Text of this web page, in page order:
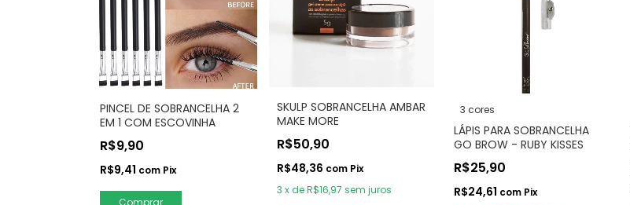
PINCEL DE SOBRANCELHA 2
EM 1 COM ESCOVINHA
R$9,90
R$9,41 com Pix
SKULP SOBRANCELHA AMBAR
MAKE MORE
R$50,90
R$48,36 com Pix
3 xdeR$16,97 sem juros
3 cores
LÁPIS PARA SOBRANCELHA
GO BROW - RUBY KISSES
R$25,90
R$24,61 com Pix